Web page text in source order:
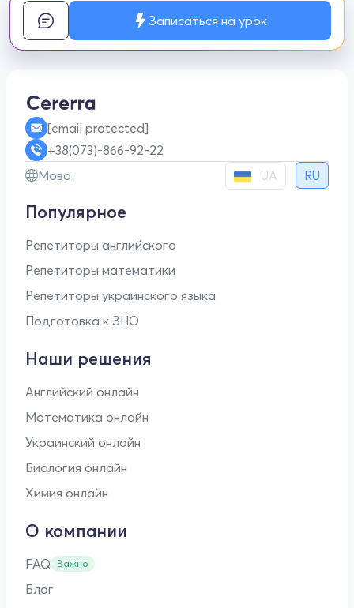
Записаться на урок
[email protected]
+38(073)-866-92-22
Мова
UA RU
Популярное
Репетиторы английского
Репетиторы математики
Репетиторы украинского языка
Подготовка к ЗНО
Наши решения
Английский онлайн
Математика онлайн
Украинский онлайн
Биология онлайн
Химия онлайн
О компании
FAQ Важно
Блог